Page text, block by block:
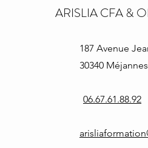
ARISLIA CFA &
187 Avenue
30340
06.67.61.88.92